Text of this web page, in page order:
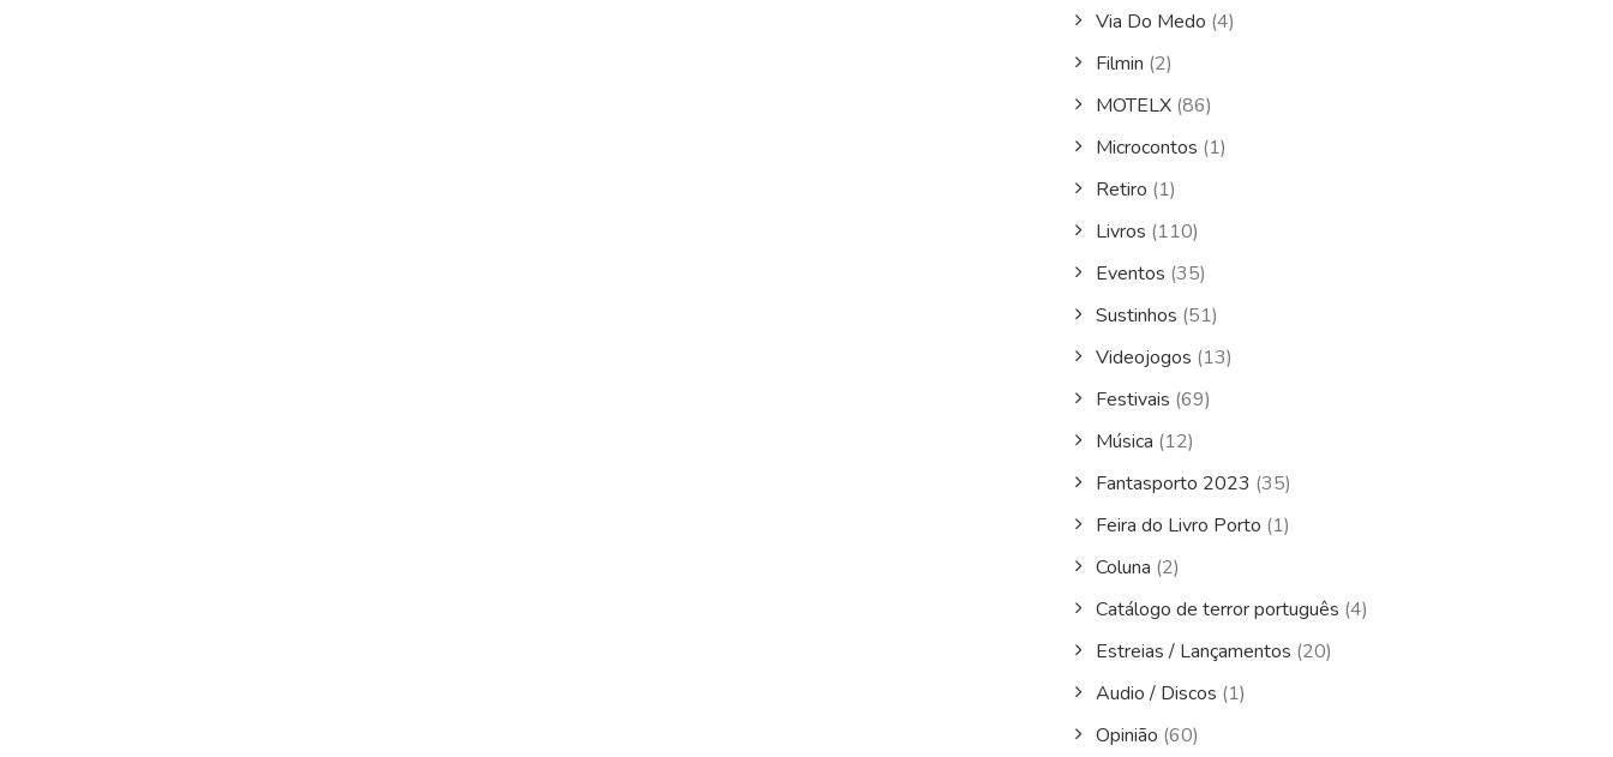
Via Do Medo (4)
Filmin (2)
MOTELX (86)
Microcontos (1)
Retiro (1)
Livros (110)
Eventos (35)
Sustinhos (51)
Videojogos (13)
Festivais (69)
Música (12)
Fantasporto 2023 (35)
Feira do Livro Porto (1)
Coluna (2)
Catálogo de terror português (4)
Estreias / Lançamentos (20)
Audio / Discos (1)
Opinião (60)